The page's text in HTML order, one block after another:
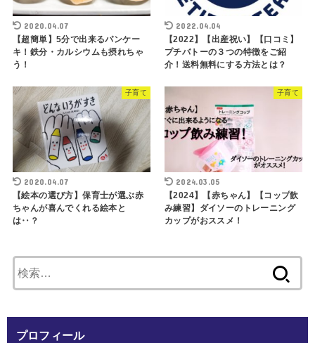
2020.04.07
【超簡単】5分で出来るパンケー
キ！鉄分・カルシウムも摂れちゃ
う！
2022.04.04
【2022】【出産祝い】【口コミ】
プチバトーの３つの特徴をご紹
介！送料無料にする方法とは？
子育て
2020.04.07
【絵本の選び方】保育士が選ぶ赤
ちゃんが喜んでくれる絵本と
は‥？
子育て
2024.03.05
【2024】【赤ちゃん】【コップ飲
み練習】ダイソーのトレーニング
カップがおススメ！
索:
プロフィール